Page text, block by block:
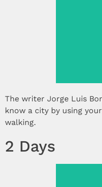
The writer Jorge Luis
know a city by using
walking.
2 Days